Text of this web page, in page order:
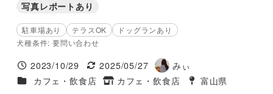
写真レポートあり
駐車場あり テラスOK
ドッグランあり
犬種条件: 要問い合わせ
投稿日
2023/10/29
更新日
2025/05/27
著
者
みぃ
施設ジャンル
カフェ・飲食店
タグ
カフェ・飲食店
タグ
富山県